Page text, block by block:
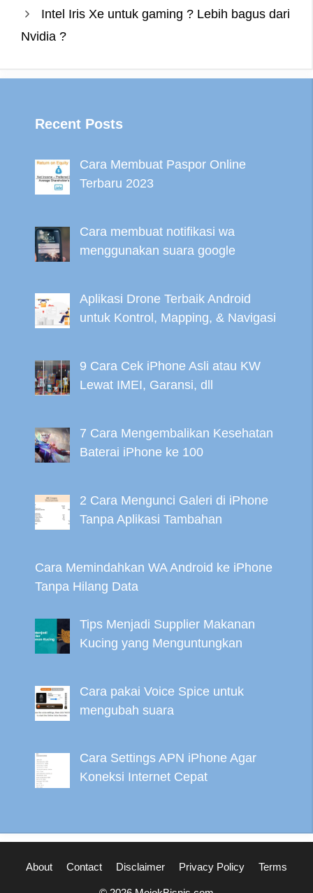
r
Intel Iris Xe untuk gaming ? Lebih bagus dari
Nvidia ?
Recent Posts
Cara Membuat Paspor Online
Terbaru 2023
Cara membuat notifikasi wa
menggunakan suara google
Aplikasi Drone Terbaik Android
untuk Kontrol, Mapping, & Navigasi
9 Cara Cek iPhone Asli atau KW
Lewat IMEI, Garansi, dll
7 Cara Mengembalikan Kesehatan
Baterai iPhone ke 100
2 Cara Mengunci Galeri di iPhone
Tanpa Aplikasi Tambahan
Cara Memindahkan WA Android ke iPhone
Tanpa Hilang Data
Tips Menjadi Supplier Makanan
Kucing yang Menguntungkan
Cara pakai Voice Spice untuk
mengubah suara
Cara Settings APN iPhone Agar
Koneksi Internet Cepat
About Contact Disclaimer Privacy Policy Terms